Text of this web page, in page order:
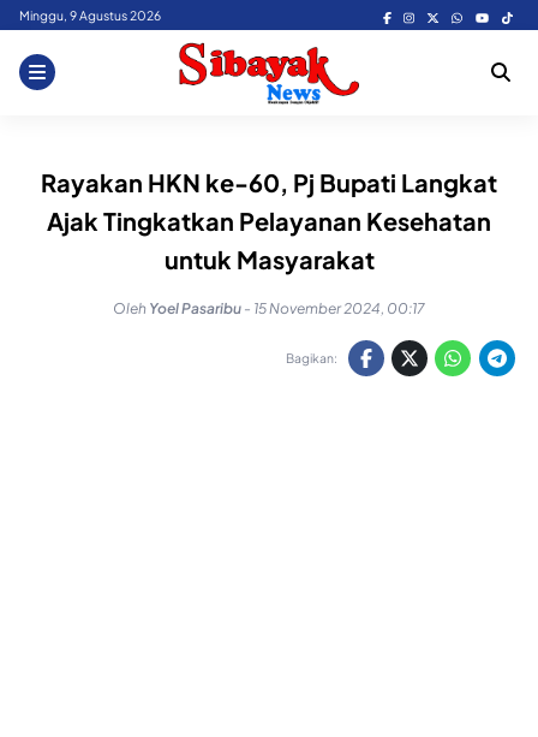
Skip
content
Minggu, 9 Agustus 2026
Rayakan HKN ke-60, Pj Bupati Langkat
Ajak Tingkatkan Pelayanan Kesehatan
untuk Masyarakat
Oleh Yoel Pasaribu - 15 November 2024, 00:17
Bagikan: